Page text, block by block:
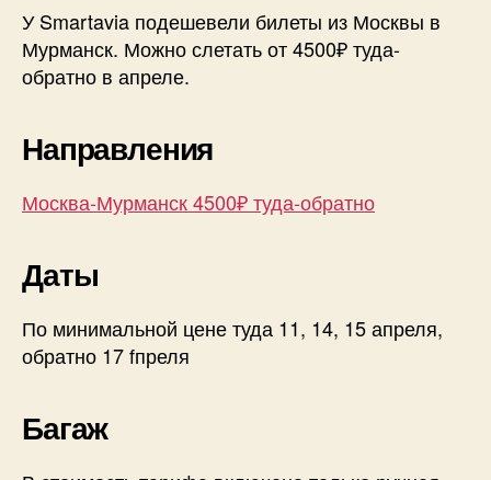
4500₽
туда-
У Smartavia подешевели билеты из Москвы в
Мурманск. Можно слетать от 4500₽ туда-
обратно в апреле.
Направления
Москва-Мурманск 4500₽ туда-обратно
Даты
По минимальной цене туда 11, 14, 15 апреля,
обратно 17 fпреля
Багаж